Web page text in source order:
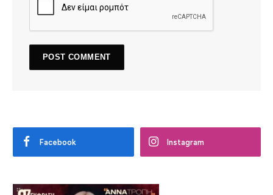
Facebook Instagram